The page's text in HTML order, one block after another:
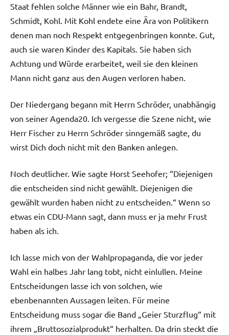
Staat fehlen solche Männer wie ein Bahr, Brandt,
Schmidt, Kohl. Mit Kohl endete eine Ära von Politikern
denen man noch Respekt entgegenbringen konnte. Gut,
auch sie waren Kinder des Kapitals. Sie haben sich
Achtung und Würde erarbeitet, weil sie den kleinen
Mann nicht ganz aus den Augen verloren haben.
Der Niedergang begann mit Herrn Schröder, unabhängig
von seiner Agenda20. Ich vergesse die Szene nicht, wie
Herr Fischer zu Herrn Schröder sinngemäß sagte, du
wirst Dich doch nicht mit den Banken anlegen.
Noch deutlicher. Wie sagte Horst Seehofer; “Diejenigen
die entscheiden sind nicht gewählt. Diejenigen die
gewählt wurden haben nicht zu entscheiden.“ Wenn so
etwas ein CDU-Mann sagt, dann muss er ja mehr Frust
haben als ich.
Ich lasse mich von der Wahlpropaganda, die vor jeder
Wahl ein halbes Jahr lang tobt, nicht einlullen. Meine
Entscheidungen lasse ich von solchen, wie
ebenbenannten Aussagen leiten. Für meine
Entscheidung muss sogar die Band „Geier Sturzflug“ mit
ihrem „Bruttosozialprodukt“ herhalten. Da drin steckt die